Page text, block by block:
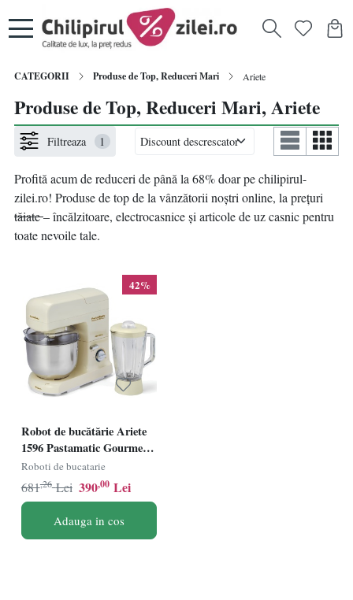
CATEGORII Produse de Top, Reduceri Mari Ariete
Produse de Top, Reduceri Mari, Ariete
Filtreaza 1
Profită acum de reduceri de până la 68% doar pe chilipirul-
zilei.ro! Produse de top de la vânzătorii noștri online, la prețuri
tăiate– încălzitoare, electrocasnice și articole de uz casnic pentru
toate nevoile tale.
42%
Robot de bucătărie Ariete
1596 Pastamatic Gourmet
1950 Edition, sistem de
amestecare planetar
Roboti de bucatarie
390,00 Lei
681,26 Lei
Adauga in cos